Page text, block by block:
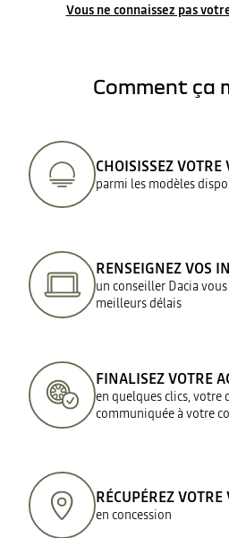
Vous ne connaissez pas
Comment ça
CHOISISSEZ VOTRE
parmi les modèles
RENSEIGNEZ VOS
un conseiller Dacia
meilleurs délais
FINALISEZ VOTRE
en quelques clics, votre
communiquée à votre
RÉCUPÉREZ
en concession